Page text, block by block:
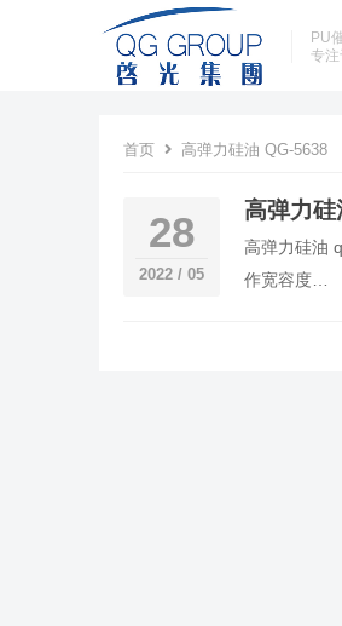
PU
专
首页 高弹力硅油 QG-5638
28
2022 / 05
高弹力
高弹力硅油
作宽容度…